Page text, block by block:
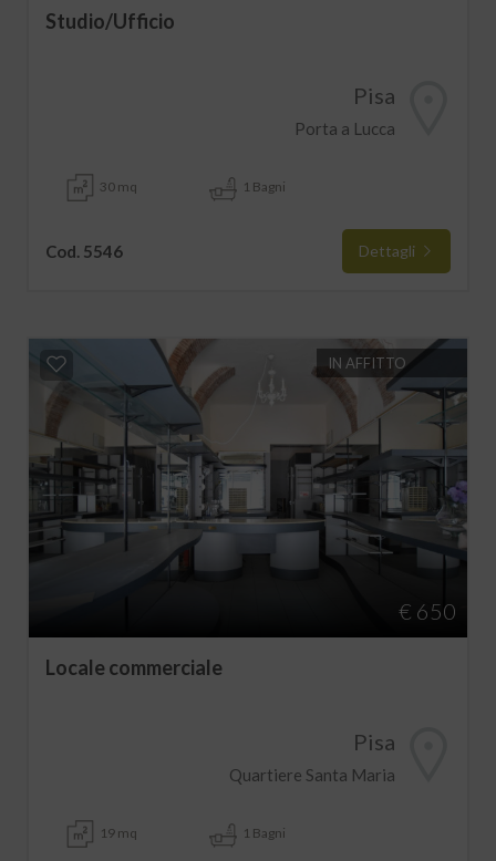
Studio/Ufficio
Pisa
Porta a Lucca
30 mq 1 Bagni
Cod. 5546 Dettagli
IN AFFITTO
€ 650
Locale commerciale
Pisa
Quartiere Santa Maria
19 mq 1 Bagni